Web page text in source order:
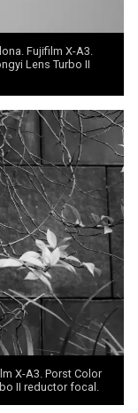
Fujifilm X-A3.
Lens Turbo II
X-A3. Porst Color
II reductor focal.